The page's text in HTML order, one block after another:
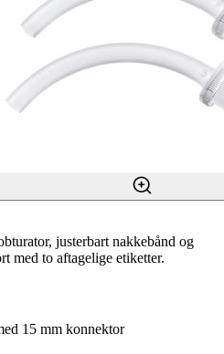
justerbart nakkebånd og
med to aftagelige etiketter.
15 mm konnektor